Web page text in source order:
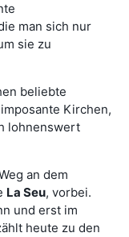
man sich nur
sie zu
beliebte
Kirchen,
lohnenswert
an dem
La Seu, vorbei.
und erst im
heute zu den